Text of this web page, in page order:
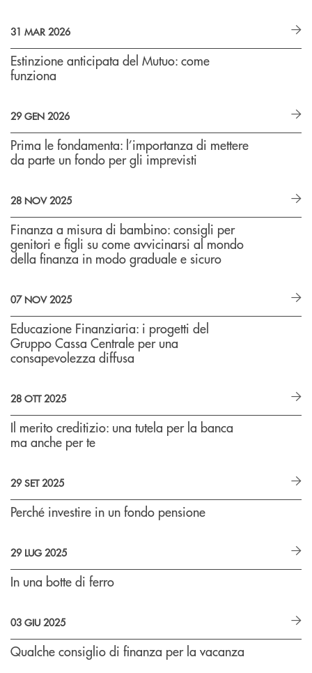
31 MAR 2026
Estinzione anticipata del Mutuo: come
funziona
29 GEN 2026
Prima le fondamenta: l’importanza di mettere
da parte un fondo per gli imprevisti
28 NOV 2025
Finanza a misura di bambino: consigli per
genitori e figli su come avvicinarsi al mondo
della finanza in modo graduale e sicuro
07 NOV 2025
Educazione Finanziaria: i progetti del
Gruppo Cassa Centrale per una
consapevolezza diffusa
28 OTT 2025
Il merito creditizio: una tutela per la banca
ma anche per te
29 SET 2025
Perché investire in un fondo pensione
29 LUG 2025
In una botte di ferro
03 GIU 2025
Qualche consiglio di finanza per la vacanza